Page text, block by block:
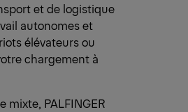
et de logistique
autonomes et
élévateurs ou
chargement à
PALFINGER